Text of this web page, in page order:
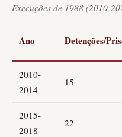
Execuções de 1988 (2010-
Ano Detenções/
2010-
2014
15
2015-
2018
22